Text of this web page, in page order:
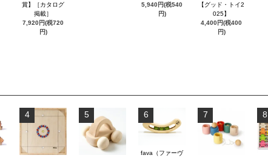
賞】［カタログ
掲載］
7,920円(税720
円)
5,940円(税540
円)
【グッド・トイ2
025】
4,400円(税400
円)
4 5 6
fava（ファーヴ
7 8